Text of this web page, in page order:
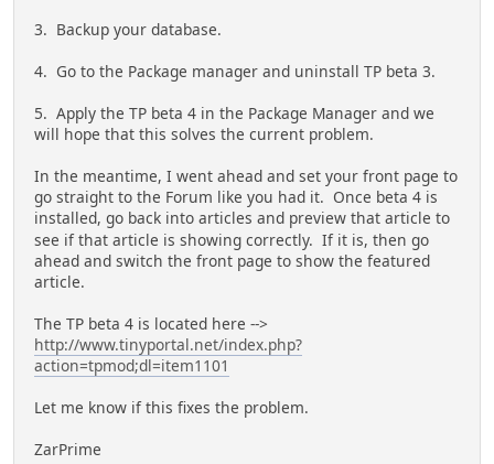
3. Backup your database.
4. Go to the Package manager and uninstall TP beta 3.
5. Apply the TP beta 4 in the Package Manager and we
will hope that this solves the current problem.
In the meantime, I went ahead and set your front page to
go straight to the Forum like you had it. Once beta 4 is
installed, go back into articles and preview that article to
see if that article is showing correctly. If it is, then go
ahead and switch the front page to show the featured
article.
The TP beta 4 is located here -->
http://www.tinyportal.net/index.php?
action=tpmod;dl=item1101
Let me know if this fixes the problem.
ZarPrime